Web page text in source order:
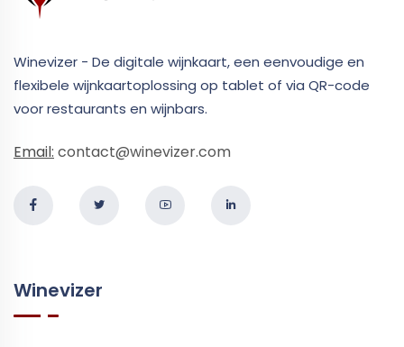
Winevizer - De digitale wijnkaart, een eenvoudige en
flexibele wijnkaartoplossing op tablet of via QR-code
voor restaurants en wijnbars.
Email: contact@winevizer.com
Winevizer